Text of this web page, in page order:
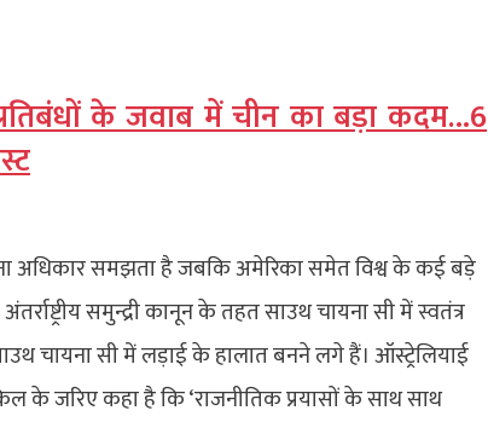
के जवाब में चीन का बड़ा कदम…6
अधिकार समझता है जबकि अमेरिका समेत विश्व के कई बड़े
समुन्द्री कानून के तहत साउथ चायना सी में स्वतंत्र
चायना सी में लड़ाई के हालात बनने लगे हैं। ऑस्ट्रेलियाई
के जरिए कहा है कि ‘राजनीतिक प्रयासों के साथ साथ